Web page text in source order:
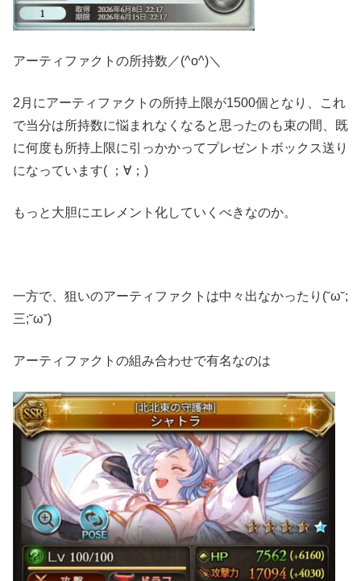
アーティファクトの所持数／(^o^)＼
2月にアーティファクトの所持上限が1500個となり、これ
で当分は所持数に悩まれなくなると思ったのも束の間、既
に何度も所持上限に引っかかってプレゼントボックス送り
になっています( ；∀；)
もっと大胆にエレメント化していくべきなのか。
一方で、狙いのアーティファクトは中々出なかったり(˘ω˘;
三;˘ω˘)
アーティファクトの組み合わせで有名なのは